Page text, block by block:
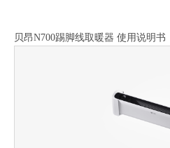
贝昂N700踢脚线取暖器 使用说明书